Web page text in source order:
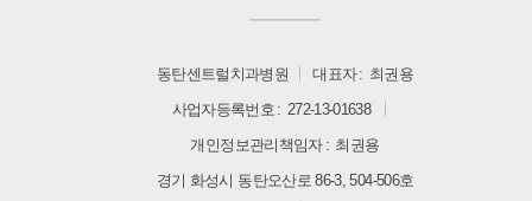
동탄센트럴치과병원 대표자
최권용
사업자등록번호
272-13-01638
개인정보관리책임자
최권용
경기 화성시 동탄오산로 86-3, 504-506호